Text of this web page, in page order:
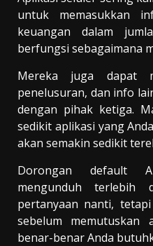
untuk memasukkan
keuangan dalam
berfungsi sebagaimana
Mereka juga dapat
penelusuran, dan info
dengan pihak ketiga.
sedikit aplikasi yang
akan semakin sedikit
Dorongan default
mengunduh terlebih
pertanyaan nanti,
sebelum
benar-benar Anda